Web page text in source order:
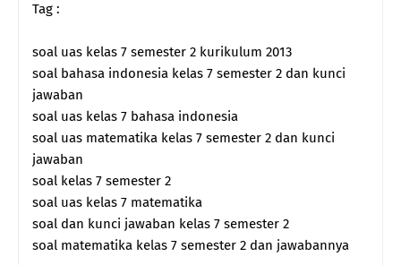
Tag :
soal uas kelas 7 semester 2 kurikulum 2013
soal bahasa indonesia kelas 7 semester 2 dan kunci
jawaban
soal uas kelas 7 bahasa indonesia
soal uas matematika kelas 7 semester 2 dan kunci
jawaban
soal kelas 7 semester 2
soal uas kelas 7 matematika
soal dan kunci jawaban kelas 7 semester 2
soal matematika kelas 7 semester 2 dan jawabannya